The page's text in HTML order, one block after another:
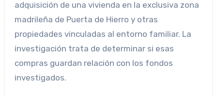
adquisición de una vivienda en la exclusiva zona
madrileña de Puerta de Hierro y otras
propiedades vinculadas al entorno familiar. La
investigación trata de determinar si esas
compras guardan relación con los fondos
investigados.